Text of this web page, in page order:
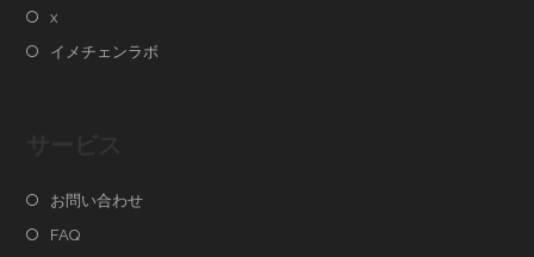
x
イメチェンラボ
お問い合わせ
FAQ